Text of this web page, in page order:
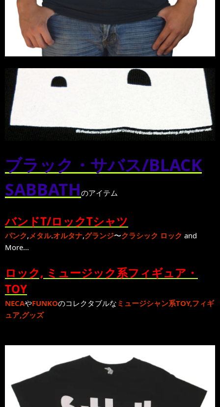
ブラック・サバス/BLACK
SABBATHのアイテム
バンドT/ロックTシャツ
パンク, メタル.オルタナ,グランジ〜クラシック ロック and
More...
ロック, ミュージック系フィギュア・
TOY
NECAやFUNKOのコレクタブルな ミュージシャン系TOY,フィギ
ュア,グッズ